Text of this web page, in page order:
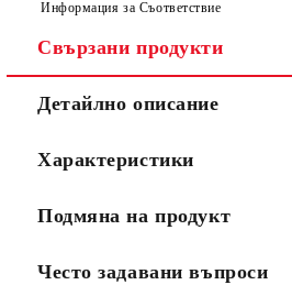
Ние ще се свържем с вас в рамките на
Информация за Съответствие
Свързани продукти
Детайлно описание
Характеристики
Подмяна на продукт
Често задавани въпроси